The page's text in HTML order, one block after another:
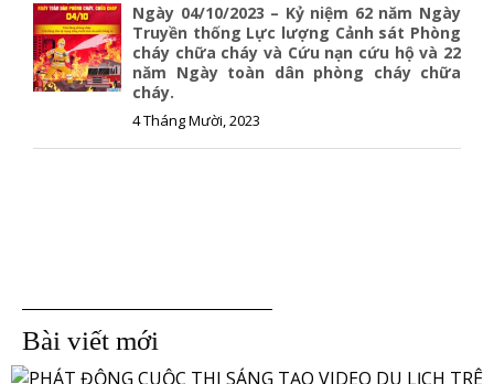
Ngày 04/10/2023 – Kỷ niệm 62 năm Ngày
Truyền thống Lực lượng Cảnh sát Phòng
cháy chữa cháy và Cứu nạn cứu hộ và 22
năm Ngày toàn dân phòng cháy chữa
cháy.
4 Tháng Mười, 2023
Bài viết mới